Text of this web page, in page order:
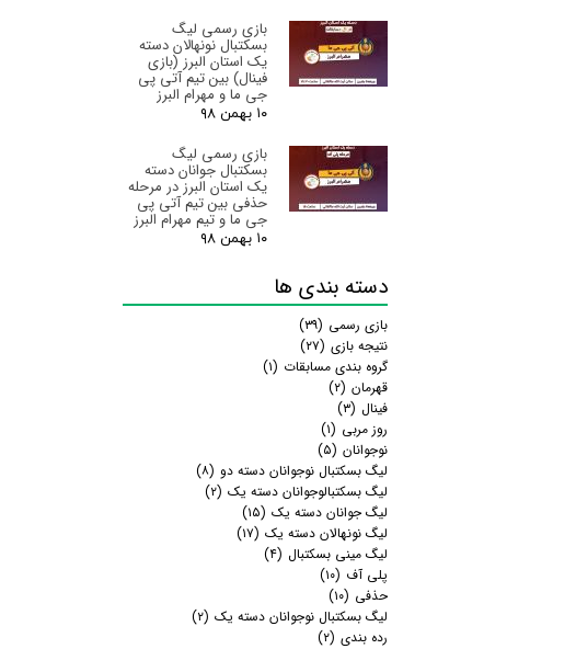
بازی رسمی لیگ
بسکتبال نونهالان دسته
یک استان البرز‌ (بازی
فینال) بین تیم آتی پی
جی ما و مهرام البرز
۱۰ بهمن ۹۸
بازی رسمی لیگ
بسکتبال جوانان دسته
یک استان البرز‌ در مرحله
حذفی بین تیم آتی پی
جی ما و تیم مهرام البرز
۱۰ بهمن ۹۸
دسته بندی ها
بازی رسمی (۳۹)
نتیجه بازی (۲۷)
گروه بندی مسابقات (۱)
قهرمان (۲)
فینال (۳)
روز مربی (۱)
نوجوانان (۵)
لیگ بسکتبال نوجوانان دسته دو (۸)
لیگ بسکتبالوجوانان دسته یک (۲)
لیگ جوانان دسته یک (۱۵)
لیگ نونهالان دسته یک (۱۷)
لیگ مینی بسکتبال (۴)
پلی آف (۱۰)
حذفی (۱۰)
لیگ بسکتبال نوجوانان دسته یک (۲)
رده بندی (۲)